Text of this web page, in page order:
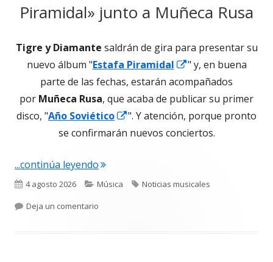
Piramidal» junto a Muñeca Rusa
Tigre y Diamante saldrán de gira para presentar su
nuevo álbum "Estafa Piramidal
Abrir
en
una
ventana
nueva
" y, en buena
parte de las fechas, estarán acompañados
por Muñeca Rusa, que acaba de publicar su primer
disco, "Año Soviético
Abrir
en
nueva
". Y atención, porque pronto
se confirmarán nuevos conciertos.
...continúa leyendo"Tigre y Diamante «Gira Año
Publicado
el
4 agosto 2026 Categorías
Música Etiquetas
Noticias musicales
Deja un comentario